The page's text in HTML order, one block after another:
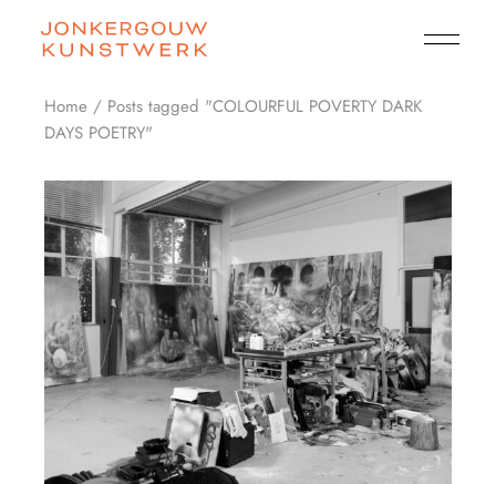
content
Home
Posts tagged "COLOURFUL POVERTY DARK
DAYS POETRY"